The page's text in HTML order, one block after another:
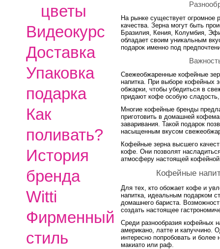
цветы
Видеокурс
Доставка
Упаковка
подарка
Как
поливать?
История
бренда
Witti
Фирменный
стиль
На рынке существует огромное
качества. Зерна могут быть
Бразилия, Кения, Колумбия,
обладает своим уникальным
подарок именно под
Свежеобжаренные кофейные
напитка. При выборе кофейных
обжарки, чтобы убедиться в
придают кофе особую
Многие кофейные бренды
приготовить в домашней
заваривания. Такой подарок
насыщенным вкусом
Кофейные зерна высшего
кофе. Они позволят
атмосферу настоящей
Кофейные
Для тех, кто обожает кофе и
напитка, идеальным подарком
домашнего бариста.
создать настоящее
Среди разнообразия кофейных
американо, латте и капуччино.
интересно попробовать и
макиато или раф.